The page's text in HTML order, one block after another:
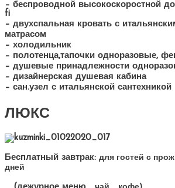
– беспроводной высокоскоростной
fi
– двухспальная кровать с
матрасом
– холодильник
– полотенца,тапочки одноразовые,
– душевые принадлежности
– дизайнерская душевая кабина
– сан.узел с итальянской сантехникой
ЛЮКС
Бесплатный завтрак: для гостей с
дней